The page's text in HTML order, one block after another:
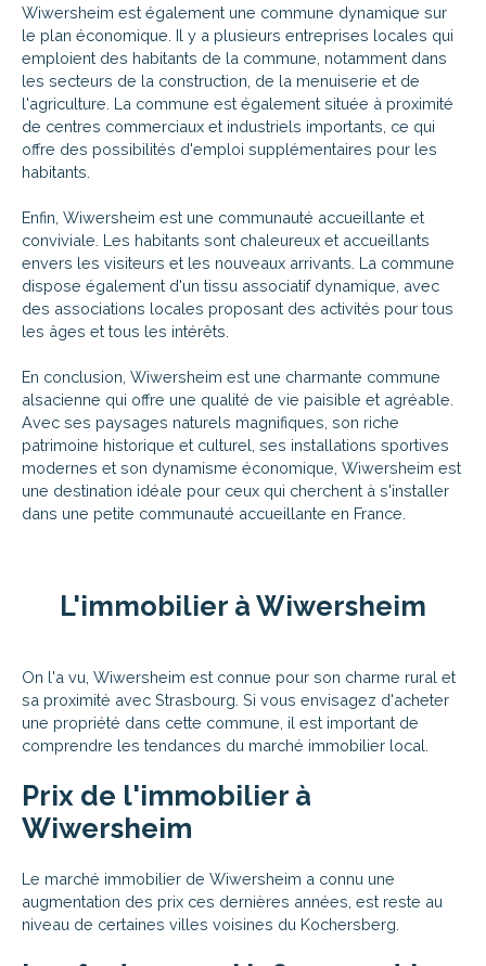
Wiwersheim est également une commune dynamique sur
le plan économique. Il y a plusieurs entreprises locales qui
emploient des habitants de la commune, notamment dans
les secteurs de la construction, de la menuiserie et de
l'agriculture. La commune est également située à proximité
de centres commerciaux et industriels importants, ce qui
offre des possibilités d'emploi supplémentaires pour les
habitants.
Enfin, Wiwersheim est une communauté accueillante et
conviviale. Les habitants sont chaleureux et accueillants
envers les visiteurs et les nouveaux arrivants. La commune
dispose également d'un tissu associatif dynamique, avec
des associations locales proposant des activités pour tous
les âges et tous les intérêts.
En conclusion, Wiwersheim est une charmante commune
alsacienne qui offre une qualité de vie paisible et agréable.
Avec ses paysages naturels magnifiques, son riche
patrimoine historique et culturel, ses installations sportives
modernes et son dynamisme économique, Wiwersheim est
une destination idéale pour ceux qui cherchent à s'installer
dans une petite communauté accueillante en France.
L'immobilier à Wiwersheim
On l'a vu, Wiwersheim est connue pour son charme rural et
sa proximité avec Strasbourg. Si vous envisagez d'acheter
une propriété dans cette commune, il est important de
comprendre les tendances du marché immobilier local.
Prix de l'immobilier à
Wiwersheim
Le marché immobilier de Wiwersheim a connu une
augmentation des prix ces dernières années, est reste au
niveau de certaines villes voisines du Kochersberg.